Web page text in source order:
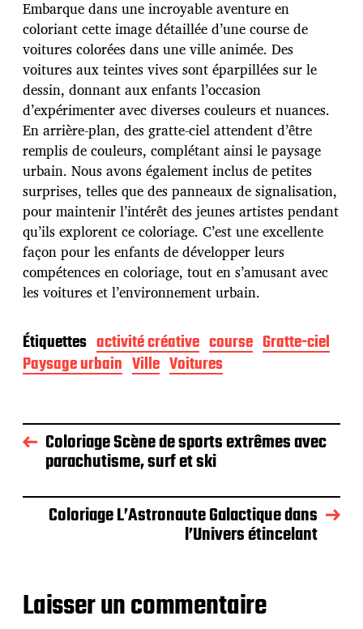
e
p
u
b
l
i
c
a
t
i
o
n
Embarque dans une incroyable aventure en
coloriant cette image détaillée d’une course de
voitures colorées dans une ville animée. Des
voitures aux teintes vives sont éparpillées sur le
dessin, donnant aux enfants l’occasion
d’expérimenter avec diverses couleurs et nuances.
En arrière-plan, des gratte-ciel attendent d’être
remplis de couleurs, complétant ainsi le paysage
urbain. Nous avons également inclus de petites
surprises, telles que des panneaux de signalisation,
pour maintenir l’intérêt des jeunes artistes pendant
qu’ils explorent ce coloriage. C’est une excellente
façon pour les enfants de développer leurs
compétences en coloriage, tout en s’amusant avec
les voitures et l’environnement urbain.
Étiquettes activité créative course Gratte-ciel
Paysage urbain Ville Voitures
Coloriage Scène de sports extrêmes avec
parachutisme, surf et ski
Coloriage L’Astronaute Galactique dans
l’Univers étincelant
Laisser un commentaire